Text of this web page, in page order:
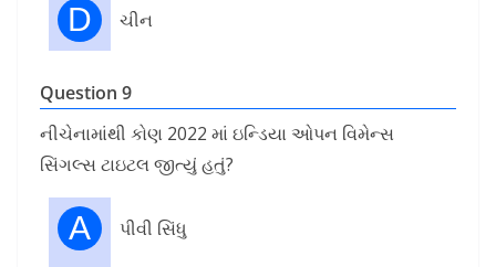
D ચીન
Question 9
નીચેનામાંથી કોણ 2022 માં ઇન્ડિયા ઓપન વિમેન્સ
સિંગલ્સ ટાઇટલ જીત્યું હતું?
A પીવી સિંધુ